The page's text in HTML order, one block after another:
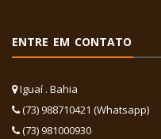
ENTRE EM CONTATO
Iguaí . Bahia
(73) 988710421 (Whatsapp)
(73) 981000930